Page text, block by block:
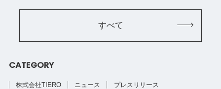
すべて
CATEGORY
株式会社TIERO ニュース プレスリリース